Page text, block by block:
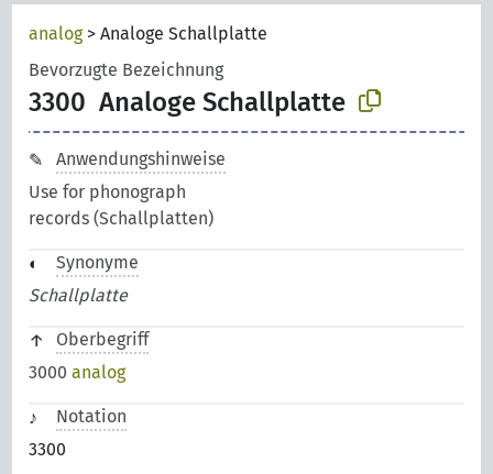
analog>Analoge Schallplatte
Bevorzugte Bezeichnung
3300 Analoge Schallplatte
Anwendungshinweise
Use for phonograph
records (Schallplatten)
Synonyme
Schallplatte
Oberbegriff
3000analog
Notation
3300